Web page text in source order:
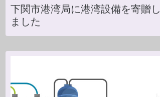
下関市港湾局に港湾設備を寄贈し
ました